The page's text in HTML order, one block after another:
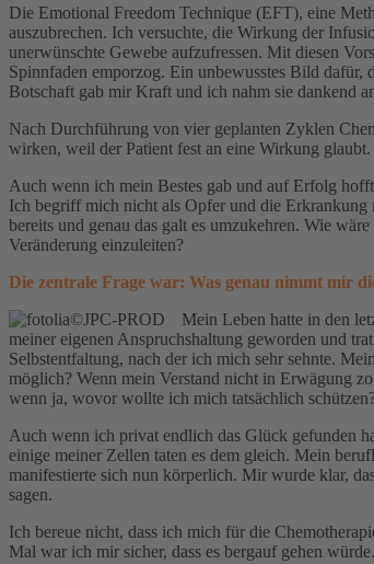
Die Emotional Freedom Technique (EFT), eine
auszubrechen. Ich versuchte, die Wirkung der
unerwünschte Gewebe aufzufressen. Mit diesen
Spinnfaden emporzog. Ein unbewusstes Bild dafür,
Botschaft gab mir Kraft und ich nahm sie dankend
Nach Durchführung von vier geplanten Zyklen
wirken, weil der Patient fest an eine Wirkung
Auch wenn ich mein Bestes gab und auf Erfolg
Ich begriff mich nicht als Opfer und die Erkrankung
bereits und genau das galt es umzukehren. Wie
Veränderung einzuleiten?
Die zentrale Frage war: Was genau nimmt mir
Mein Leben hatte in den
meiner eigenen Anspruchshaltung geworden und
Selbstentfaltung, nach der ich mich sehr sehnte.
möglich? Wenn mein Verstand nicht in Erwägung
wenn ja, wovor wollte ich mich tatsächlich
Auch wenn ich privat endlich das Glück gefunden
einige meiner Zellen taten es dem gleich. Mein
manifestierte sich nun körperlich. Mir wurde klar,
sagen.
Ich bereue nicht, dass ich mich für die
Mal war ich mir sicher, dass es bergauf gehen würde.